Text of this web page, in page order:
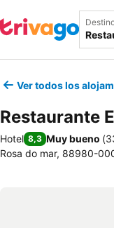
Ver todos los
Restaurante
Hotel 8,3 Muy bueno (
Rosa do mar, 88980-